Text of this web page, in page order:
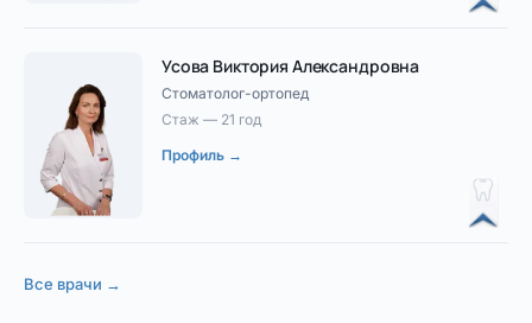
Усова Виктория Александровна
Стоматолог-ортопед
Стаж — 21 год
Профиль →
Все врачи →